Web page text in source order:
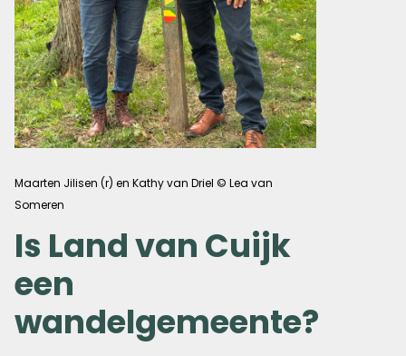
Maarten Jilisen (r) en Kathy van Driel © Lea van
Someren
Is Land van Cuijk
een
wandelgemeente?